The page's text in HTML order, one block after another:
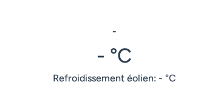
-
- °C
Refroidissement éolien: - °C